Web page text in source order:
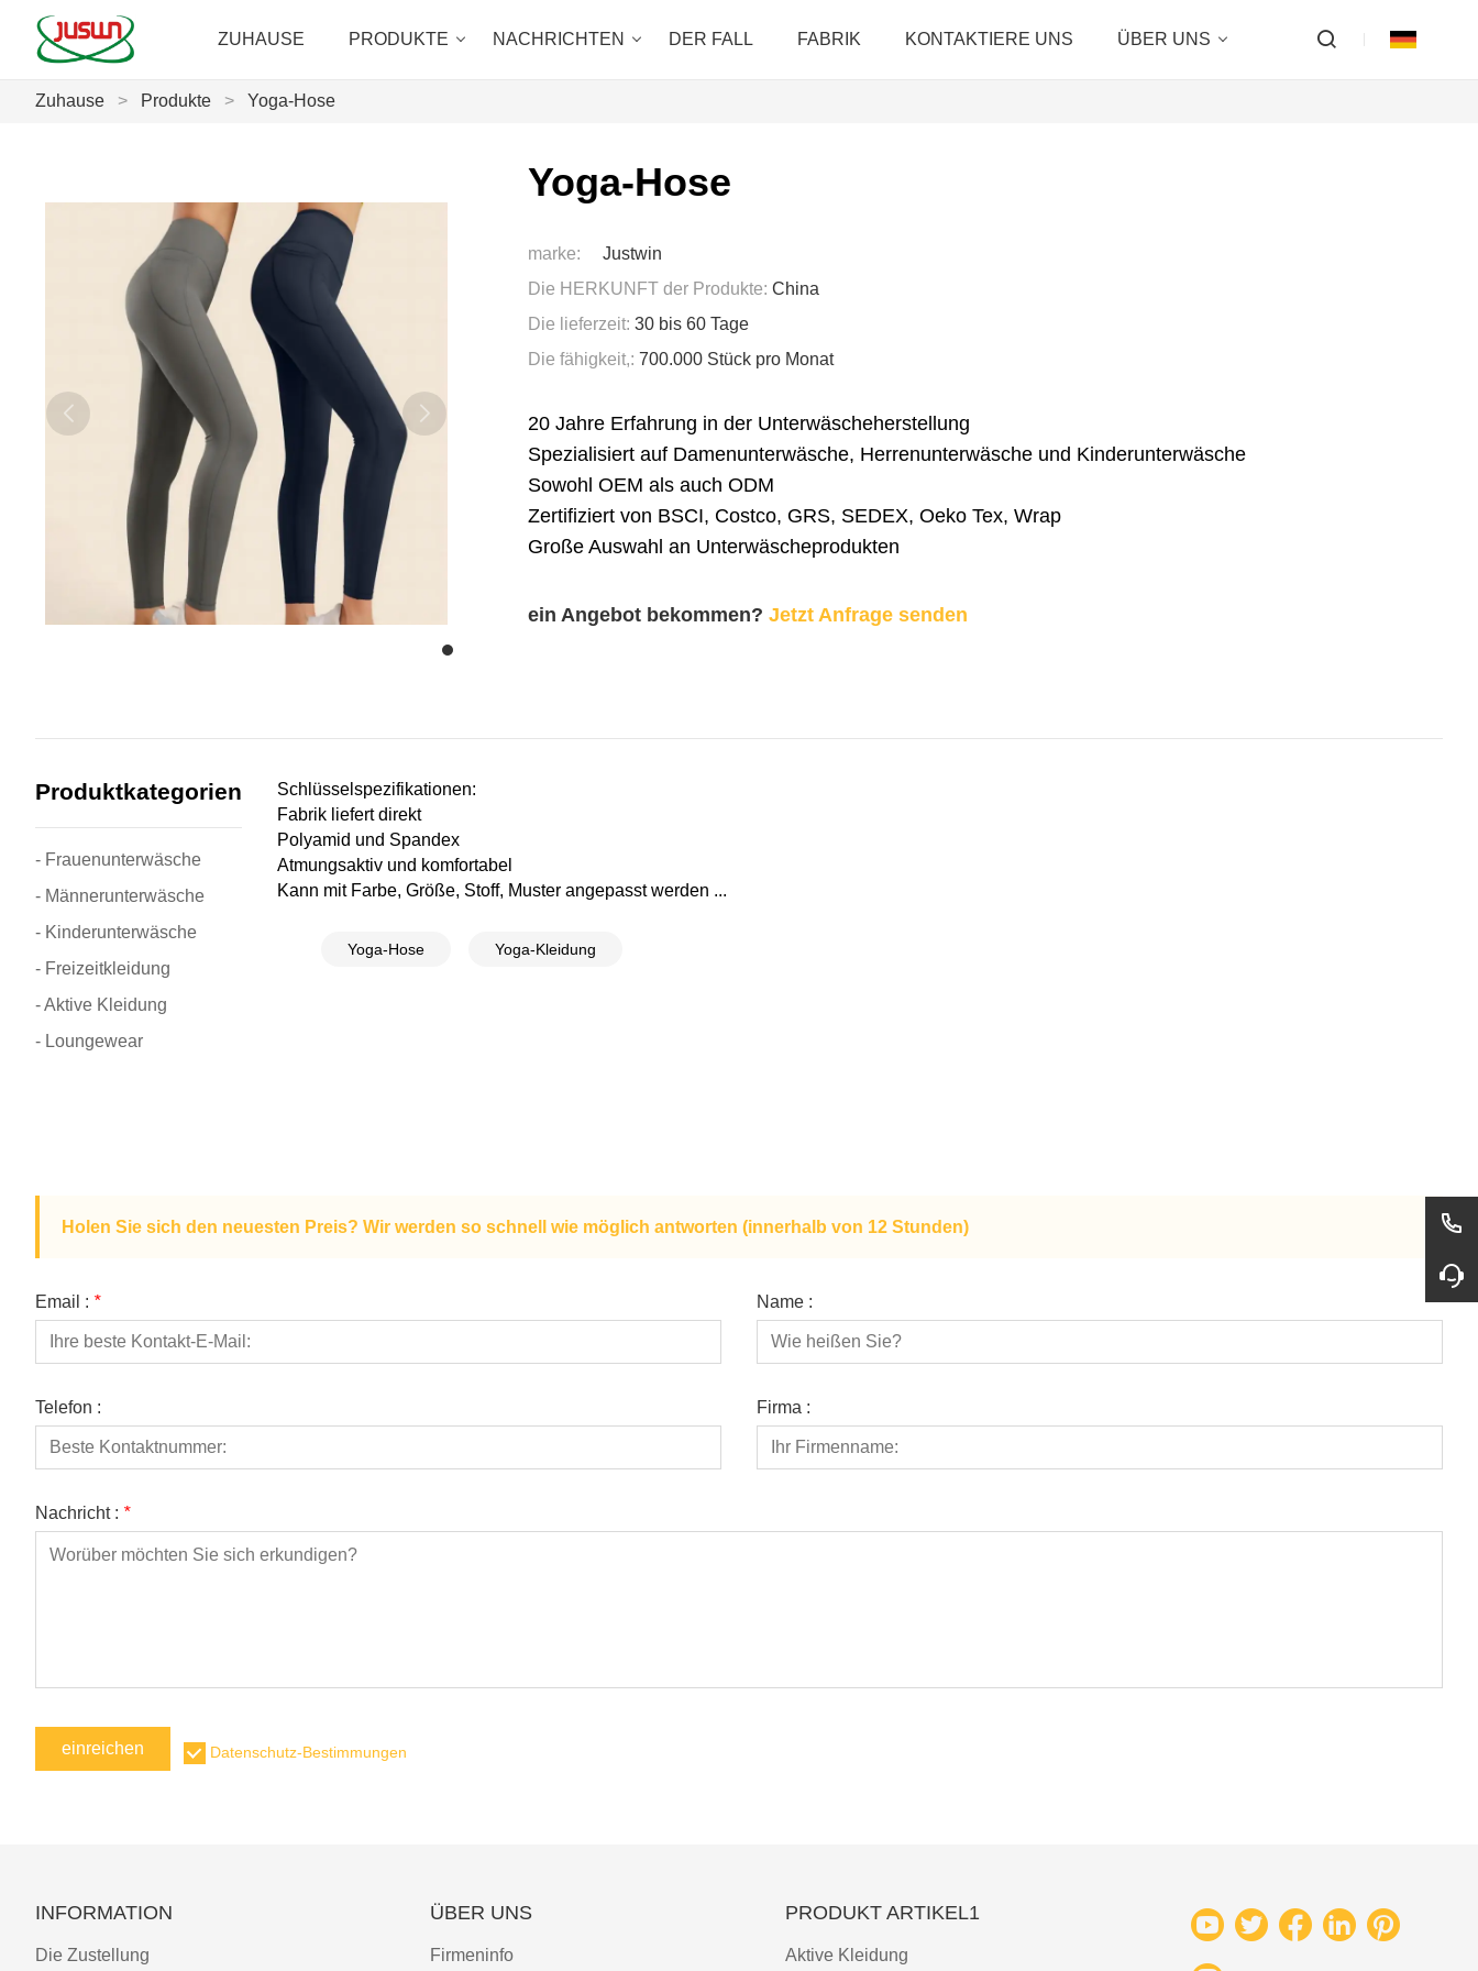
ZUHAUSE PRODUKTE NACHRICHTEN DER FALL FABRIK KONTAKTIERE UNS ÜBER UNS
Zuhause > Produkte > Yoga-Hose
Yoga-Hose
marke:
Justwin
Die HERKUNFT der Produkte: China
Die lieferzeit: 30 bis 60 Tage
Die fähigkeit,: 700.000 Stück pro Monat
20 Jahre Erfahrung in der Unterwäscheherstellung
Spezialisiert auf Damenunterwäsche, Herrenunterwäsche und Kinderunterwäsche
Sowohl OEM als auch ODM
Zertifiziert von BSCI, Costco, GRS, SEDEX, Oeko Tex, Wrap
Große Auswahl an Unterwäscheprodukten
ein Angebot bekommen? Jetzt Anfrage senden
Produktkategorien
- Frauenunterwäsche
- Männerunterwäsche
- Kinderunterwäsche
- Freizeitkleidung
- Aktive Kleidung
- Loungewear
Schlüsselspezifikationen:
Fabrik liefert direkt
Polyamid und Spandex
Atmungsaktiv und komfortabel
Kann mit Farbe, Größe, Stoff, Muster angepasst werden ...
Yoga-Hose Yoga-Kleidung
Holen Sie sich den neuesten Preis? Wir werden so schnell wie möglich antworten (innerhalb von 12 Stunden)
Email : * Name :
Telefon : Firma :
Nachricht : *
einreichen Datenschutz-Bestimmungen
INFORMATION
Die Zustellung
ÜBER UNS
Firmeninfo
PRODUKT ARTIKEL1
Aktive Kleidung